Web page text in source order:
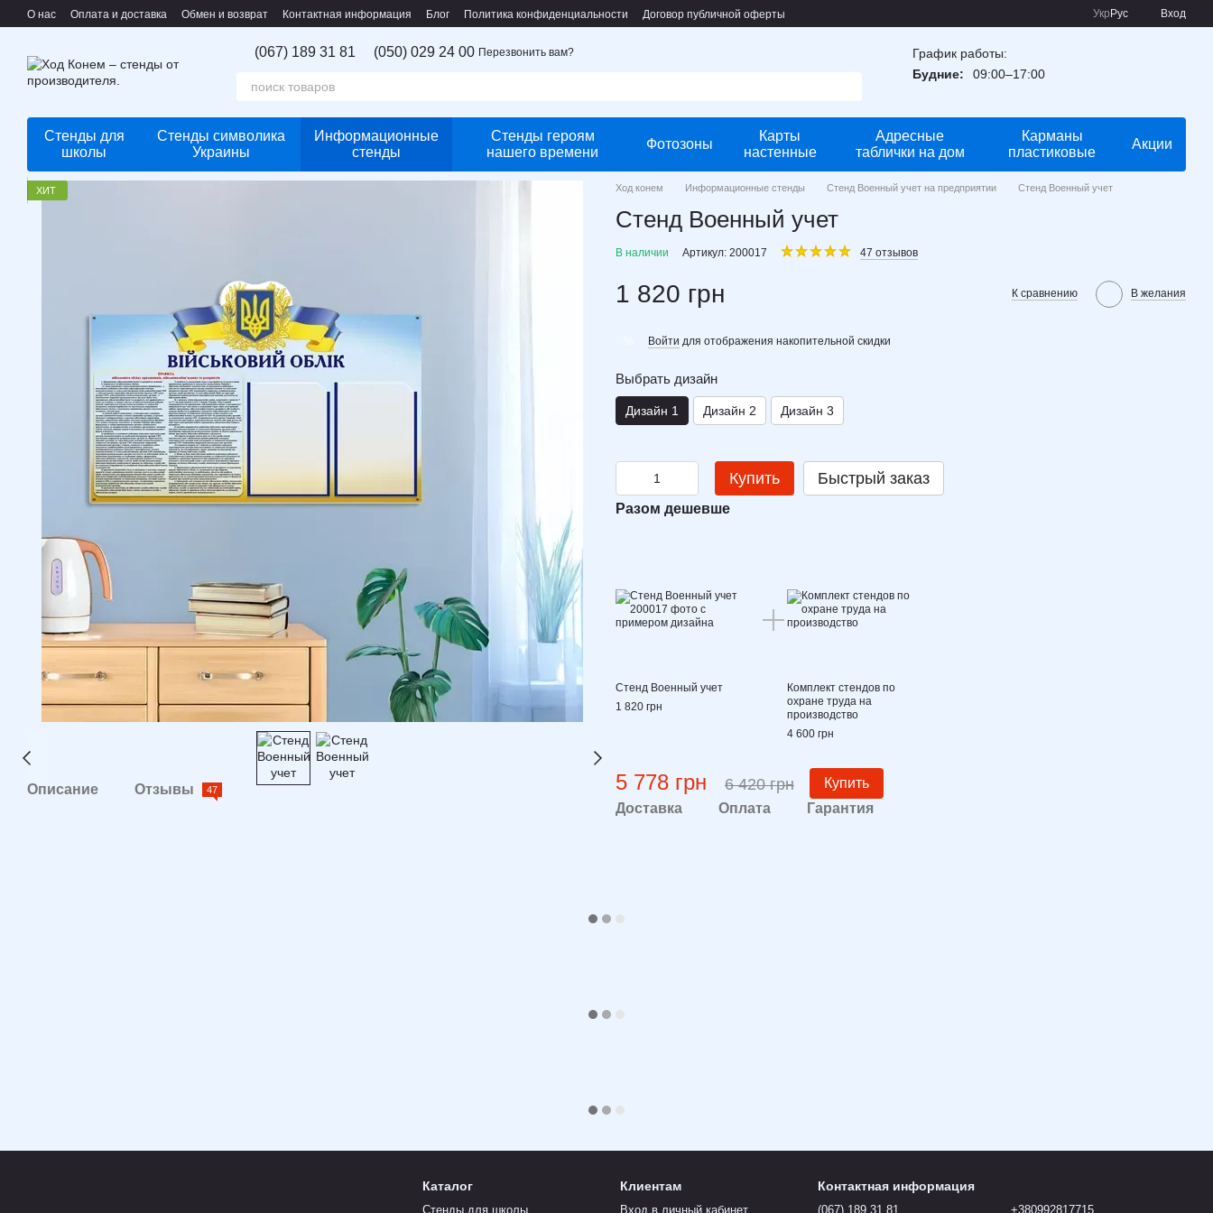
Перейти к основному контенту
О нас Оплата и доставка Обмен и возврат Контактная информация Блог Политика конфиденциальности Договор публичной оферты Укр Рус Вход
(067) 189 31 81 (050) 029 24 00 Перезвонить вам?
График работы:
Будние:
09:00–17:00
Стенды для
школы
Стенды символика
Украины
Информационные
стенды
Стенды героям
нашего времени
Фотозоны
Карты
настенные
Адресные
таблички на дом
Карманы
пластиковые
Акции
ХИТ
Описание Отзывы 47
Ход конем Информационные стенды Стенд Военный учет на предприятии Стенд Военный учет
Стенд Военный учет
В наличии Артикул: 200017 47 отзывов
1 820 грн К сравнению В желания
Войти для отображения накопительной скидки
Выбрать дизайн
Дизайн 1 Дизайн 2 Дизайн 3
Купить Быстрый заказ
Разом дешевше
Стенд Военный учет
1 820 грн
Комплект стендов по
охране труда на
производство
4 600 грн
5 778 грн 6 420 грн
Купить
Доставка
Оплата Гарантия
Каталог
Стенды для школы
Клиентам
Вход в личный кабинет
Контактная информация
(067) 189 31 81 +380992817715